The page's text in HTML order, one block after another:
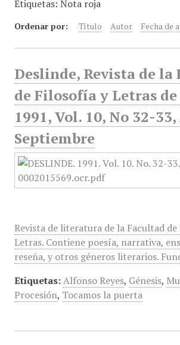
Etiquetas: Nota roja
Ordenar por: Título Autor Fecha de
Deslinde, Revista de la
de Filosofía y Letras
1991, Vol. 10, No 32-
Septiembre
Revista de literatura de la Facultad
Letras. Contiene poesía, narrativa,
reseña, y otros géneros literarios.
Etiquetas: Alfonso Reyes, Génesis,
Procesión, Tocamos la puerta